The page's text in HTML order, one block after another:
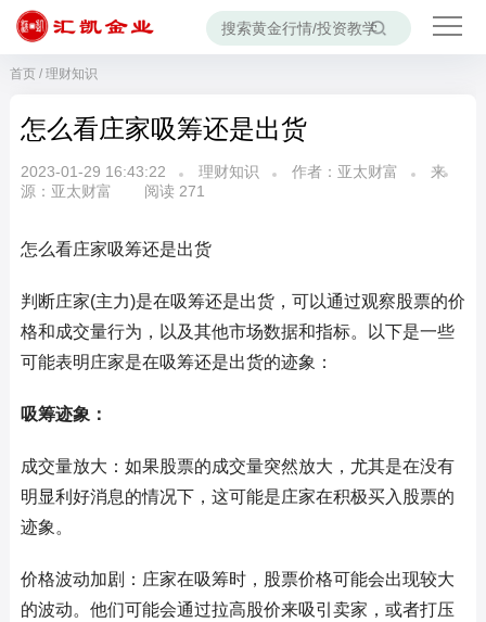
首页/ 理财知识
怎么看庄家吸筹还是出货
2023-01-29 16:43:22 理财知识 作者：亚太财富
来
源：亚太财富
阅读 271
怎么看庄家吸筹还是出货
判断庄家(主力)是在吸筹还是出货，可以通过观察股票的价
格和成交量行为，以及其他市场数据和指标。以下是一些
可能表明庄家是在吸筹还是出货的迹象：
吸筹迹象：
成交量放大：如果股票的成交量突然放大，尤其是在没有
明显利好消息的情况下，这可能是庄家在积极买入股票的
迹象。
价格波动加剧：庄家在吸筹时，股票价格可能会出现较大
的波动。他们可能会通过拉高股价来吸引卖家，或者打压